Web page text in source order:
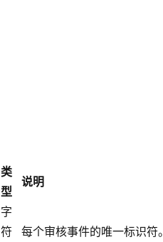
类
型
说明
字
符
每个审核事件的唯一标识符。